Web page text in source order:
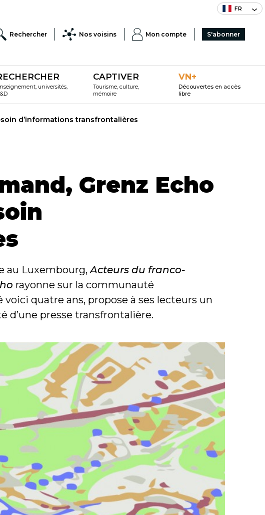
FR
Rechercher Nos voisins Mon compte S'abonner
universités,
CAPTIVER
Tourisme, culture,
mémoire
VN+
Découvertes en accès
libre
d’informations transfrontalières
Grenz Echo
au Luxembourg, Acteurs du franco-
rayonne sur la communauté
quatre ans, propose à ses lecteurs un
d’une presse transfrontalière.